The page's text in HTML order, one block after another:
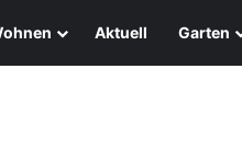
Aktuell Garten